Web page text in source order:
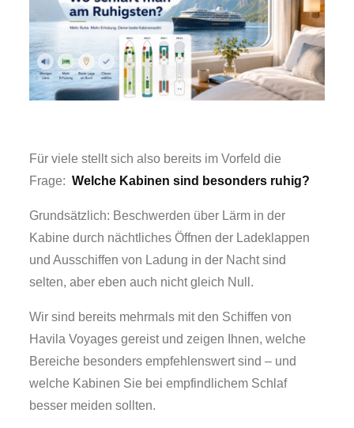
Für viele stellt sich also bereits im Vorfeld die
Frage:Welche Kabinen sind besonders ruhig?
Grundsätzlich: Beschwerden über Lärm in der
Kabine durch nächtliches Öffnen der Ladeklappen
und Ausschiffen von Ladung in der Nacht sind
selten, aber eben auch nicht gleich Null.
Wir sind bereits mehrmals mit den Schiffen von
Havila Voyages gereist und zeigen Ihnen, welche
Bereiche besonders empfehlenswert sind – und
welche Kabinen Sie bei empfindlichem Schlaf
besser meiden sollten.